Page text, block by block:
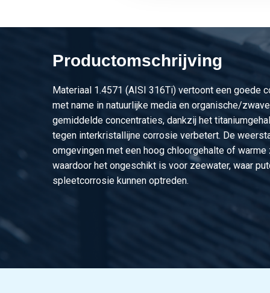
2430-0650-88916 Rvs voorlasflens
2430-0650-60340 Rvs voorlasflens
2430-0650-76140 Rvs voorlasflens
2430-0650-88940 Rvs voorlasflens
2430-0650-114340 Rvs voorlasflens
2430-0650-219110 Rvs voorlasflens
Rvs voorlasflens
Rvs voorlasflens
Productomschrijving
Materiaal 1.4571 (AISI 316Ti) vertoont een goede
met name in natuurlijke media en organische/
gemiddelde concentraties, dankzij het
tegen interkristallijne corrosie verbetert. De
omgevingen met een hoog chloorgehalte of
waardoor het ongeschikt is voor zeewater, waar
spleetcorrosie kunnen optreden.